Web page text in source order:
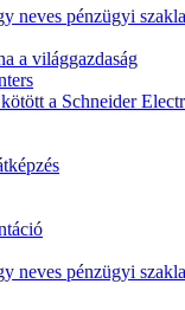
neves pénzügyi
a világgazdaság
a Schneider
neves pénzügyi